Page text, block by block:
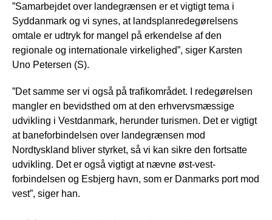
”Samarbejdet over landegrænsen er et vigtigt tema i
Syddanmark og vi synes, at landsplanredegørelsens
omtale er udtryk for mangel på erkendelse af den
regionale og internationale virkelighed”, siger Karsten
Uno Petersen (S).
”Det samme ser vi også på trafikområdet. I redegørelsen
mangler en bevidsthed om at den erhvervsmæssige
udvikling i Vestdanmark, herunder turismen. Det er vigtigt
at baneforbindelsen over landegrænsen mod
Nordtyskland bliver styrket, så vi kan sikre den fortsatte
udvikling. Det er også vigtigt at nævne øst-vest-
forbindelsen og Esbjerg havn, som er Danmarks port mod
vest”, siger han.